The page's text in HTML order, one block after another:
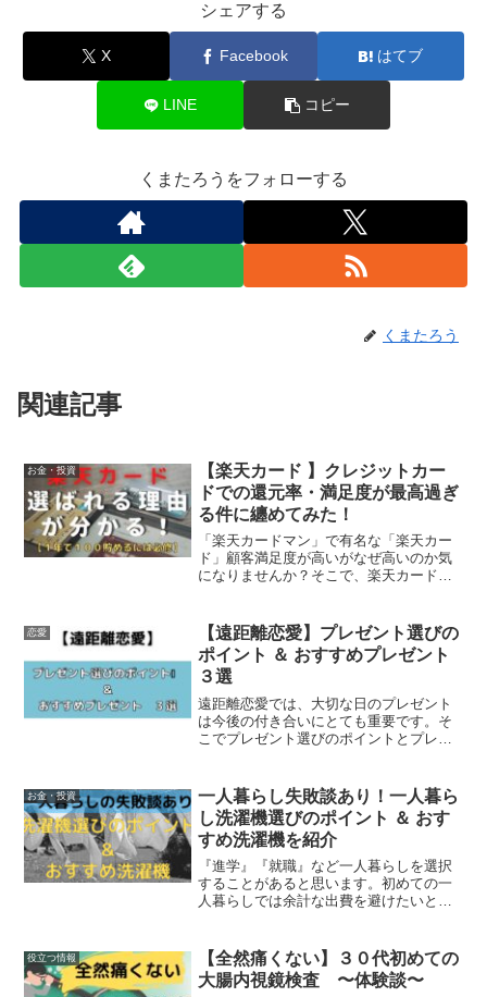
シェアする
X Facebook はてブ
LINE コピー
くまたろうをフォローする
くまたろう
関連記事
お金・投資
【楽天カード 】クレジットカー
ドでの還元率・満足度が最高過ぎ
る件に纏めてみた！
「楽天カードマン」で有名な「楽天カー
ド」顧客満足度が高いがなぜ高いのか気
になりませんか？そこで、楽天カードユ
きる技についても纏めてます！チェッ
ク！
恋愛
【遠距離恋愛】プレゼント選びの
ポイント ＆ おすすめプレゼント
３選
遠距離恋愛では、大切な日のプレゼント
は今後の付き合いにとても重要です。そ
こでプレゼント選びのポイントとプレゼ
３つ具体的に紹介！自身だけでは考え
ないプレゼントを提案しています。
お金・投資
一人暮らし失敗談あり！一人暮ら
し洗濯機選びのポイント ＆ おす
すめ洗濯機を紹介
『進学』『就職』など一人暮らしを選択
することがあると思います。初めての一
人暮らしでは余計な出費を避けたいとこ
洗濯機選びのポイントとおすすめ洗濯機
を紹介します。
役立つ情報
【全然痛くない】３０代初めての
大腸内視鏡検査 〜体験談〜